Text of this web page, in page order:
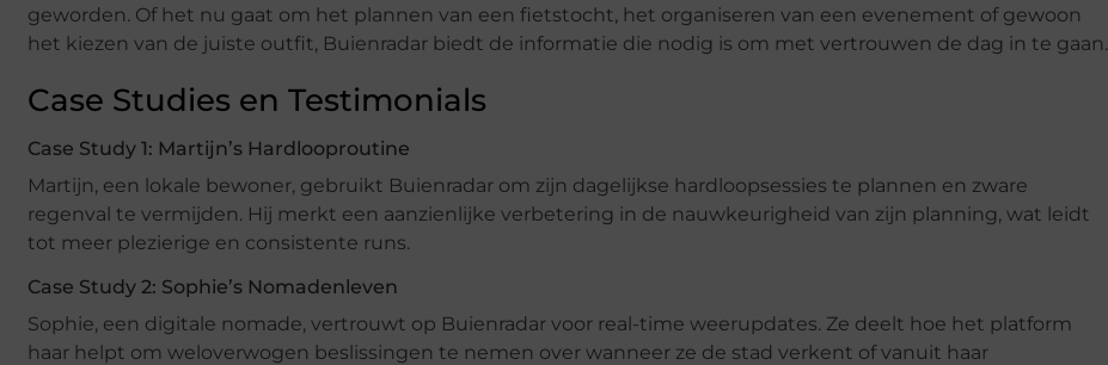
geworden. Of het nu gaat om het plannen van een fietstocht, het organiseren van een evenement of gewoon
het kiezen van de juiste outfit, Buienradar biedt de informatie die nodig is om met vertrouwen de dag in te gaan.
Case Studies en Testimonials
Case Study 1: Martijn’s Hardlooproutine
Martijn, een lokale bewoner, gebruikt Buienradar om zijn dagelijkse hardloopsessies te plannen en zware
regenval te vermijden. Hij merkt een aanzienlijke verbetering in de nauwkeurigheid van zijn planning, wat leidt
tot meer plezierige en consistente runs.
Case Study 2: Sophie’s Nomadenleven
Sophie, een digitale nomade, vertrouwt op Buienradar voor real-time weerupdates. Ze deelt hoe het platform
haar helpt om weloverwogen beslissingen te nemen over wanneer ze de stad verkent of vanuit haar